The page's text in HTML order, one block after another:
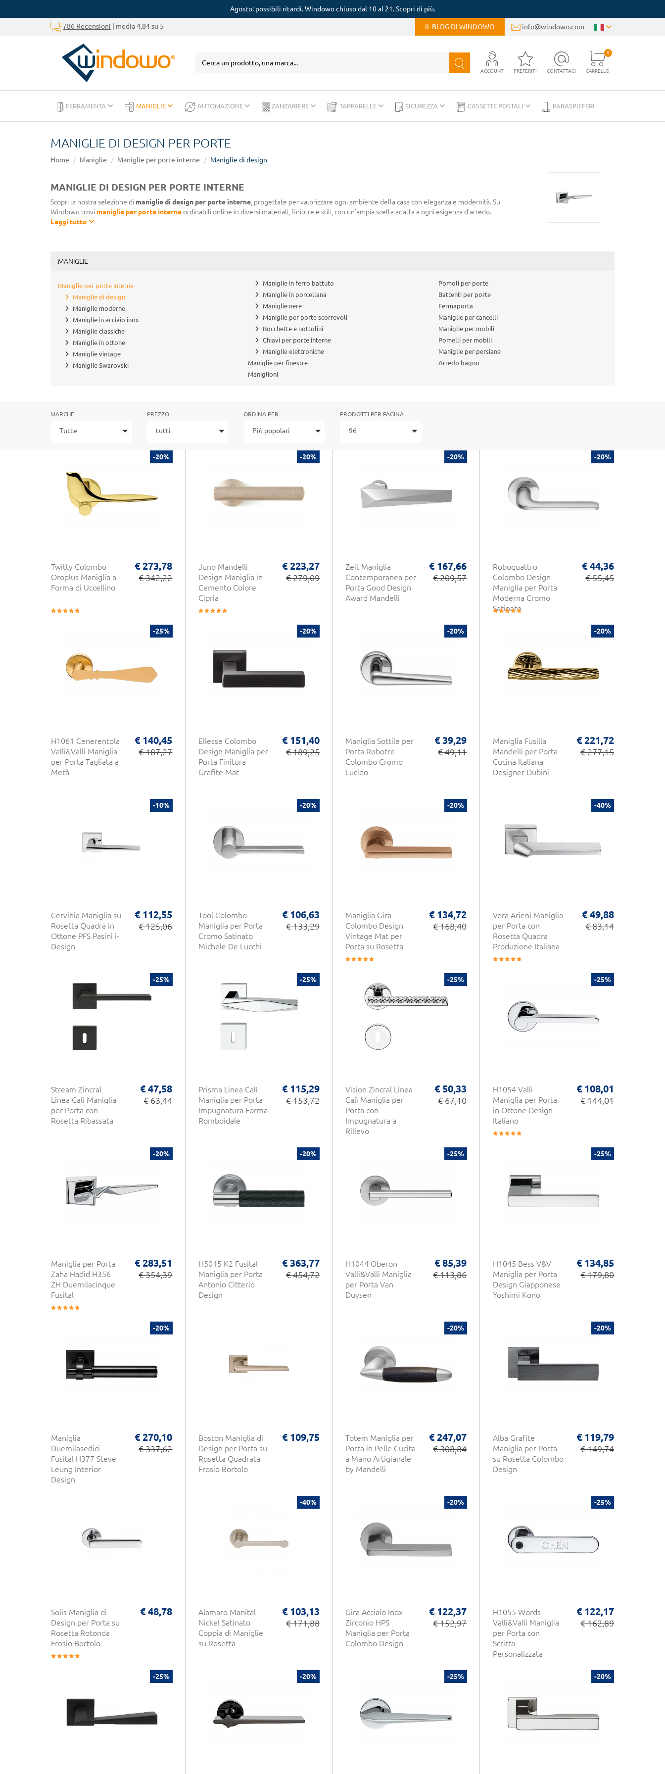
Agosto: possibili ritardi. Windowo chiuso dal 10 al 21. Scopri di più.
786 Recensioni | media 4,84 su 5 IL BLOG DI WINDOWO info@windowo.com
ACCOUNT PREFERITI CONTATTACI CARRELLO
0
FERRAMENTA MANIGLIE AUTOMAZIONE ZANZARIERE TAPPARELLE SICUREZZA CASSETTE POSTALI PARASPIFFERI
MANIGLIE DI DESIGN PER PORTE
Home Maniglie Maniglie per porte interne Maniglie di design
MANIGLIE DI DESIGN PER PORTE INTERNE
Scopri la nostra selezione di maniglie di design per porte interne , progettate per valorizzare ogni ambiente della casa con eleganza e modernità. Su
Windowo trovi maniglie per porte interneordinabili online in diversi materiali, finiture e stili, con un’ampia scelta adatta a ogni esigenza d’arredo.
Leggi tutto
MANIGLIE
Maniglie per porte interne
Maniglie di design
Maniglie moderne
Maniglie in acciaio inox
Maniglie classiche
Maniglie in ottone
Maniglie vintage
Maniglie Swarovski
Maniglie in ferro battuto
Maniglie in porcellana
Maniglie nere
Maniglie per porte scorrevoli
Bocchette e nottolini
Chiavi per porte interne
Maniglie elettroniche
Maniglie per finestre
Maniglioni
Pomoli per porte
Battenti per porte
Fermaporta
Maniglie per cancelli
Maniglie per mobili
Pomelli per mobili
Maniglie per persiane
Arredo bagno
MARCHE
Tutte
PREZZO
tutti
ORDINA PER
Più popolari
PRODOTTI PER PAGINA
96
-20%
Twitty Colombo
Oroplus Maniglia a
Forma di Uccellino
€ 273,78
€ 342,22
-20%
Juno Mandelli
Design Maniglia in
Cemento Colore
Cipria
€ 223,27
€ 279,09
-20%
Zeit Maniglia
Contemporanea per
Porta Good Design
Award Mandelli
€ 167,66
€ 209,57
-20%
Roboquattro
Colombo Design
Maniglia per Porta
Moderna Cromo
Satinato
€ 44,36
€ 55,45
-25%
H1061 Cenerentola
Valli&Valli Maniglia
per Porta Tagliata a
Metà
€ 140,45
€ 187,27
-20%
Ellesse Colombo
Design Maniglia per
Porta Finitura
Grafite Mat
€ 151,40
€ 189,25
-20%
Maniglia Sottile per
Porta Robotre
Colombo Cromo
Lucido
€ 39,29
€ 49,11
-20%
Maniglia Fusilla
Mandelli per Porta
Cucina Italiana
Designer Dubini
€ 221,72
€ 277,15
-10%
Cervinia Maniglia su
Rosetta Quadra in
Ottone PFS Pasini i-
Design
€ 112,55
€ 125,06
-20%
Tool Colombo
Maniglia per Porta
Cromo Satinato
Michele De Lucchi
€ 106,63
€ 133,29
-20%
Maniglia Gira
Colombo Design
Vintage Mat per
Porta su Rosetta
€ 134,72
€ 168,40
-40%
Vera Arieni Maniglia
per Porta con
Rosetta Quadra
Produzione Italiana
€ 49,88
€ 83,14
-25%
Stream Zincral
Linea Calì Maniglia
per Porta con
Rosetta Ribassata
€ 47,58
€ 63,44
-25%
Prisma Linea Calì
Maniglia per Porta
Impugnatura Forma
Romboidale
€ 115,29
€ 153,72
-25%
Vision Zincral Linea
Calì Maniglia per
Porta con
Impugnatura a
Rilievo
€ 50,33
€ 67,10
-25%
H1054 Valli
Maniglia per Porta
in Ottone Design
Italiano
€ 108,01
€ 144,01
-20%
Maniglia per Porta
Zaha Hadid H356
ZH Duemilacinque
Fusital
€ 283,51
€ 354,39
-20%
H5015 K2 Fusital
Maniglia per Porta
Antonio Citterio
Design
€ 363,77
€ 454,72
-25%
H1044 Oberon
Valli&Valli Maniglia
per Porta Van
Duysen
€ 85,39
€ 113,86
-25%
H1045 Bess V&V
Maniglia per Porta
Design Giapponese
Yoshimi Kono
€ 134,85
€ 179,80
-20%
Maniglia
Duemilasedici
Fusital H377 Steve
Leung Interior
Design
€ 270,10
€ 337,62
Boston Maniglia di
Design per Porta su
Rosetta Quadrata
Frosio Bortolo
€ 109,75
-20%
Totem Maniglia per
Porta in Pelle Cucita
a Mano Artigianale
by Mandelli
€ 247,07
€ 308,84
-20%
Alba Grafite
Maniglia per Porta
su Rosetta Colombo
Design
€ 119,79
€ 149,74
Solis Maniglia di
Design per Porta su
Rosetta Rotonda
Frosio Bortolo
€ 48,78
-40%
Alamaro Manital
Nickel Satinato
Coppia di Maniglie
su Rosetta
€ 103,13
€ 171,88
-20%
Gira Acciaio Inox
Zirconio HPS
Maniglia per Porta
Colombo Design
€ 122,37
€ 152,97
-25%
H1055 Words
Valli&Valli Maniglia
per Porta con
Scritta
Personalizzata
€ 122,17
€ 162,89
-25% -20% -25% -20%